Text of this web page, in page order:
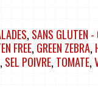
, SANS GLUTEN -
FREE, GREEN ZEBRA,
, SEL POIVRE, TOMATE,